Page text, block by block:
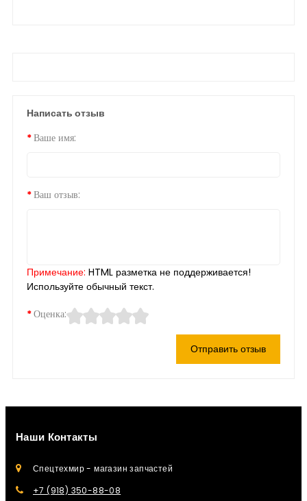
Написать отзыв
Ваше имя:
Ваш отзыв:
Примечание: HTML разметка не поддерживается!
Используйте обычный текст.
Оценка:
Отправить отзыв
Наши Контакты
Спецтехмир - магазин запчастей
+7 (918) 350-88-08